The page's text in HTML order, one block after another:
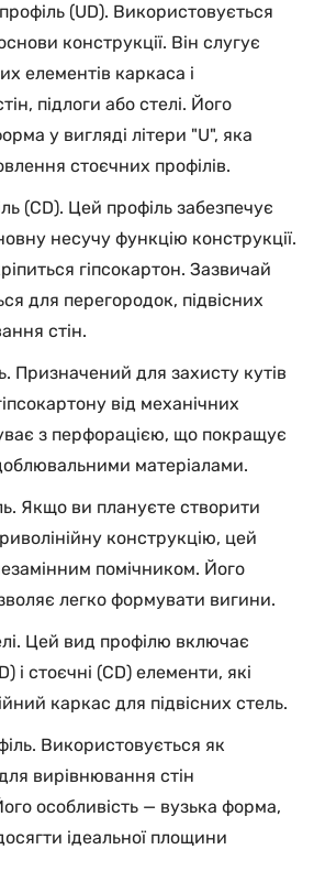
(UD). Використовується
конструкції. Він слугує
елементів каркаса і
підлоги або стелі. Його
у вигляді літери "U", яка
стоєчних профілів.
(CD). Цей профіль забезпечує
несучу функцію конструкції.
гіпсокартон. Зазвичай
для перегородок, підвісних
стін.
Призначений для захисту кутів
від механічних
з перфорацією, що покращує
матеріалами.
Якщо ви плануєте створити
конструкцію, цей
помічником. Його
легко формувати вигини.
Цей вид профілю включає
і стоєчні (CD) елементи, які
каркас для підвісних стель.
Використовується як
вирівнювання стін
особливість — вузька форма,
ідеальної площини